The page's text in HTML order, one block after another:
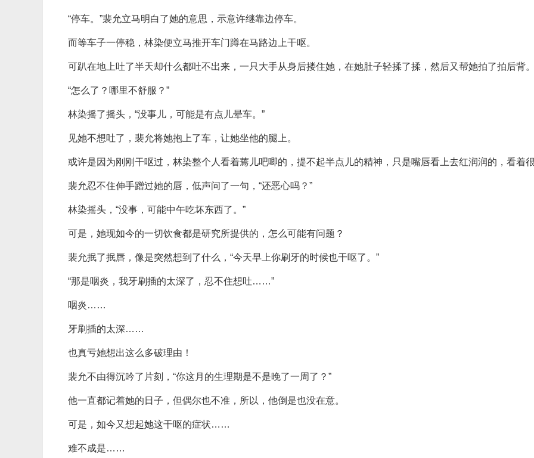
“停车。”裴允立马明白了她的意思，示意许继靠边停车。
而等车子一停稳，林染便立马推开车门蹲在马路边上干呕。
可趴在地上吐了半天却什么都吐不出来，一只大手从身后搂住她，在她肚子轻揉了揉，然后又帮她拍了拍后背。
“怎么了？哪里不舒服？”
林染摇了摇头，“没事儿，可能是有点儿晕车。”
见她不想吐了，裴允将她抱上了车，让她坐他的腿上。
或许是因为刚刚干呕过，林染整个人看着蔫儿吧唧的，提不起半点儿的精神，只是嘴唇看上去红润润的，看着很
裴允忍不住伸手蹭过她的唇，低声问了一句，“还恶心吗？”
林染摇头，“没事，可能中午吃坏东西了。”
可是，她现如今的一切饮食都是研究所提供的，怎么可能有问题？
裴允抿了抿唇，像是突然想到了什么，“今天早上你刷牙的时候也干呕了。”
“那是咽炎，我牙刷插的太深了，忍不住想吐……”
咽炎……
牙刷插的太深……
也真亏她想出这么多破理由！
裴允不由得沉吟了片刻，“你这月的生理期是不是晚了一周了？”
他一直都记着她的日子，但偶尔也不准，所以，他倒是也没在意。
可是，如今又想起她这干呕的症状……
难不成是……